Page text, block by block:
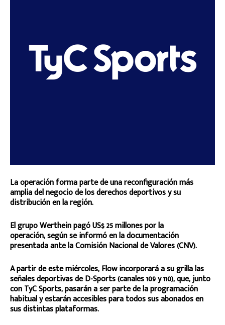
La operación forma parte de una reconfiguración más
amplia del negocio de los derechos deportivos y su
distribución en la región.
El grupo Werthein pagó US$ 25 millones por la
operación, según se informó en la documentación
presentada ante la Comisión Nacional de Valores (CNV).
A partir de este miércoles, Flow incorporará a su grilla las
señales deportivas de D-Sports (canales 109 y 110), que, junto
con TyC Sports, pasarán a ser parte de la programación
habitual y estarán accesibles para todos sus abonados en
sus distintas plataformas.